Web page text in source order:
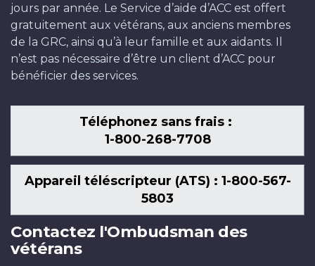
jours par année. Le Service d’aide d’ACC est offert
gratuitement aux vétérans, aux anciens membres
de la GRC, ainsi qu’à leur famille et aux aidants. Il
n’est pas nécessaire d’être un client d’ACC pour
bénéficier des services.
Téléphonez sans frais :
1-800-268-7708
Appareil téléscripteur (ATS) : 1-800-567-
5803
Contactez l'Ombudsman des
vétérans